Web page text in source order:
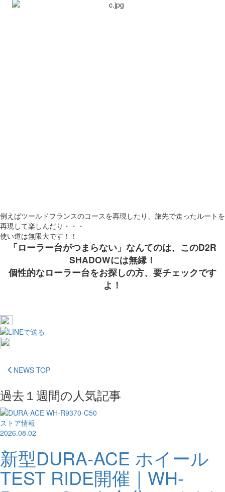
例えばツールドフランスのコースを再現したり、旅先で走ったルートを
再現して楽しんだり・・・
使い道は無限大です！！
「ローラー台がつまらない」なんてのは、このD2R
SHADOWには無縁！
個性的なローラー台をお探しの方、要チェックです
よ！
NEWS TOP
過去１週間の人気記事
ストア情報
2026.08.02
新型DURA-ACE ホイール
TEST RIDE開催｜WH-